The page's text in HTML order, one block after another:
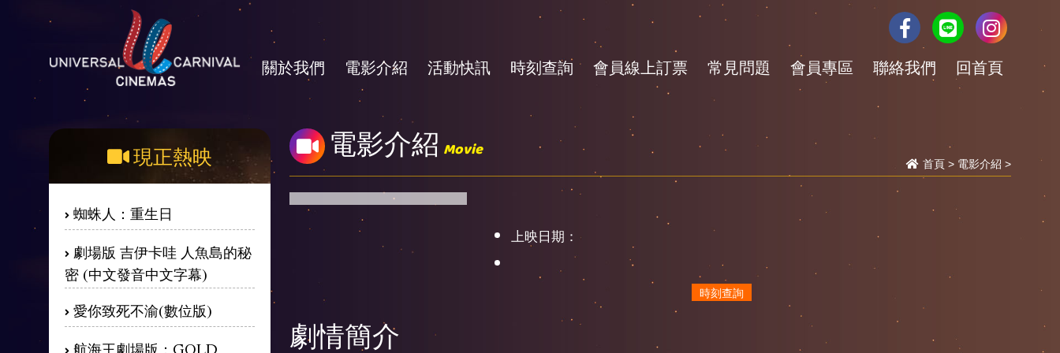
關於我們 電影介紹 活動快訊 時刻查詢 會員線上訂票 常見問題 會員專區 聯絡我們 回首頁
現正熱映
蜘蛛人：重生日
劇場版 吉伊卡哇 人魚島的秘
密 (中文發音中文字幕)
愛你致死不渝(數位版)
航海王劇場版：GOLD
電影介紹 Movie
首頁 > 電影介紹 >
上映日期：
時刻查詢
劇情簡介